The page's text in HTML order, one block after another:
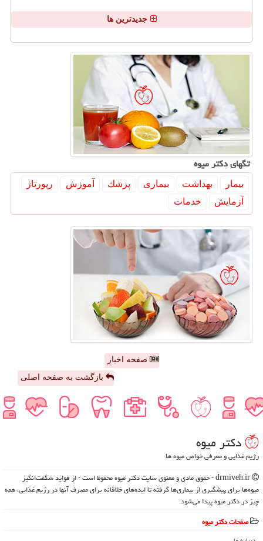
جدیدترین ها
تگهای دكتر میوه
بیمار بهداشت بیماری پزشك آموزش
رپورتاژ
آزمایش
خدمات
صفحه اخبار
بازگشت به صفحه اصلی
دكتر میوه
رژیم غذایی و معرفی خواص میوه ها
drmiveh.ir - حقوق مادی و معنوی سایت دكتر میوه محفوظ است - از فواید شگفت‌انگیز
میوه‌ها برای پیشگیری از بیماری‌ها گرفته تا ایده‌های خلاقانه برای مصرف آنها در رژیم غذایی، همه
چیز در دکتر میوه پیدا می‌شود.
صفحات دكتر میوه